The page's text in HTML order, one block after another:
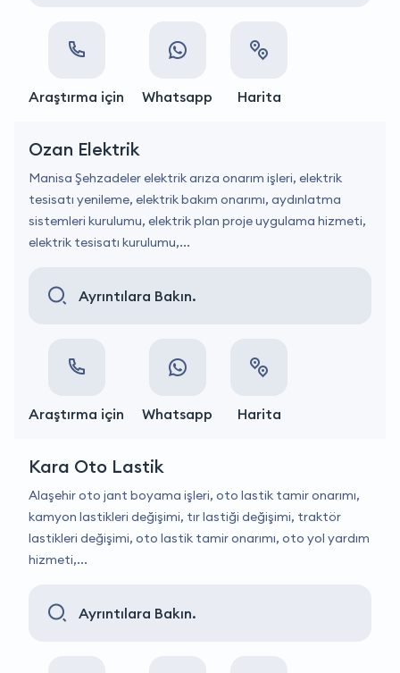
Araştırma için Whatsapp Harita
Ozan Elektrik
Manisa Şehzadeler elektrik arıza onarım işleri, elektrik
tesisatı yenileme, elektrik bakım onarımı, aydınlatma
sistemleri kurulumu, elektrik plan proje uygulama hizmeti,
elektrik tesisatı kurulumu,...
Ayrıntılara Bakın.
Araştırma için Whatsapp Harita
Kara Oto Lastik
Alaşehir oto jant boyama işleri, oto lastik tamir onarımı,
kamyon lastikleri değişimi, tır lastiği değişimi, traktör
lastikleri değişimi, oto lastik tamir onarımı, oto yol yardım
hizmeti,...
Ayrıntılara Bakın.